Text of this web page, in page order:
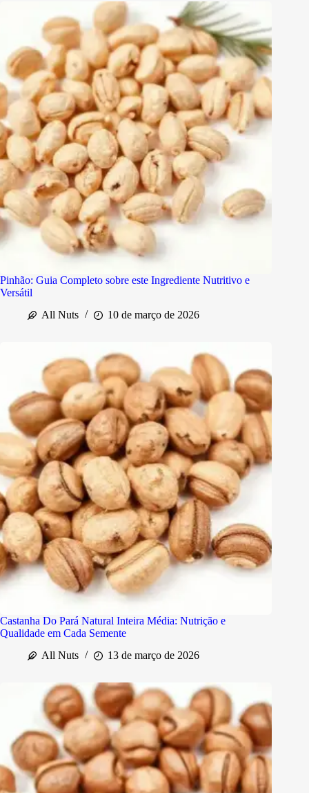
Pinhão: Guia Completo sobre este Ingrediente Nutritivo e
Versátil
All Nuts
10 de março de 2026
Castanha Do Pará Natural Inteira Média: Nutrição e
Qualidade em Cada Semente
All Nuts
13 de março de 2026